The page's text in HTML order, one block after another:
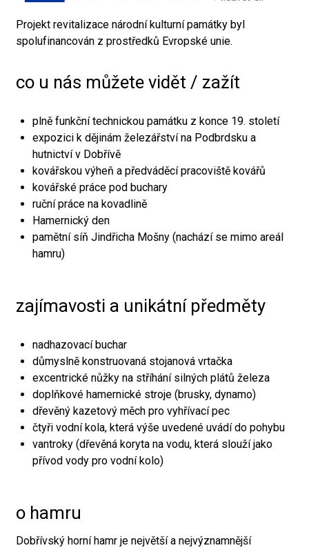
Projekt revitalizace národní kulturní památky byl
spolufinancován z prostředků Evropské unie.
co u nás můžete vidět / zažít
plně funkční technickou památku z konce 19. století
expozici k dějinám železářství na Podbrdsku a
hutnictví v Dobřívě
kovářskou výheň a předváděcí pracoviště kovářů
kovářské práce pod buchary
ruční práce na kovadlině
Hamernický den
pamětní síň Jindřicha Mošny (nachází se mimo areál
hamru)
zajímavosti a unikátní předměty
nadhazovací buchar
důmyslně konstruovaná stojanová vrtačka
excentrické nůžky na stříhání silných plátů železa
doplňkové hamernické stroje (brusky, dynamo)
dřevěný kazetový měch pro vyhřívací pec
čtyři vodní kola, která výše uvedené uvádí do pohybu
vantroky (dřevěná koryta na vodu, která slouží jako
přívod vody pro vodní kolo)
o hamru
Dobřívský horní hamr je největší a nejvýznamnější